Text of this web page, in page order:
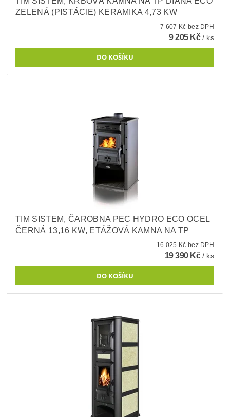
ZELENÁ (PISTÁCIE) KERAMIKA 4,73 KW
7 607 Kč bez DPH
9 205 Kč/ ks
TIM SISTEM, ČAROBNA PEC HYDRO ECO OCEL
ČERNÁ 13,16 KW, ETÁŽOVÁ KAMNA NA TP
16 025 Kč bez DPH
19 390 Kč/ ks